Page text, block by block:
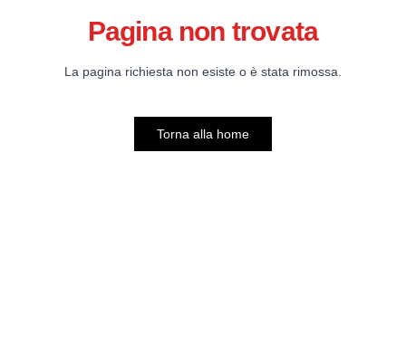
Pagina non trovata
La pagina richiesta non esiste o è stata rimossa.
Torna alla home